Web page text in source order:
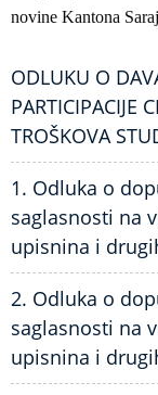
novine Kantona
ODLUKU O
PARTICIPACIJE
TROŠKOVA
1. Odluka o
saglasnosti na
upisnina i
2. Odluka o
saglasnosti na
upisnina i